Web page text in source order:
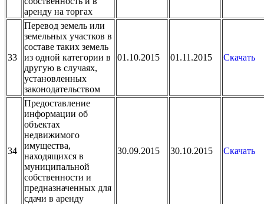
аренду на торгах
33
Перевод земель или
земельных участков в
составе таких земель
из одной категории в
другую в случаях,
установленных
законодательством
01.10.2015 01.11.2015 Скачать
34
Предоставление
информации об
объектах
недвижимого
имущества,
находящихся в
муниципальной
собственности и
предназначенных для
сдачи в аренду
30.09.2015 30.10.2015 Скачать